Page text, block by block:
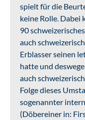
spielt für die
keine Rolle. Dabei
90
auch
Erblasser seinen
hatte und
auch
Folge dieses
sogenannter
(Döbereiner in: